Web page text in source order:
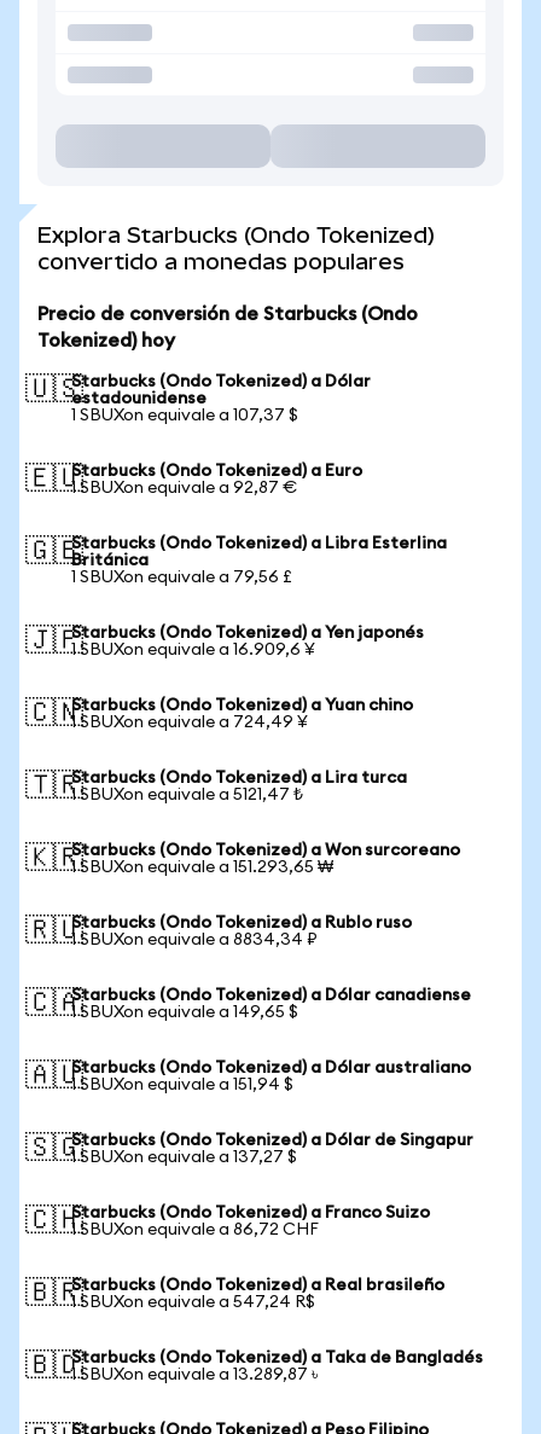
Explora Starbucks (Ondo Tokenized)
convertido a monedas populares
Precio de conversión de Starbucks (Ondo
Tokenized) hoy
🇺🇸Starbucks (Ondo Tokenized) a Dólar
estadounidense
1 SBUXon equivale a 107,37 $
🇪🇺Starbucks (Ondo Tokenized) a Euro
1 SBUXon equivale a 92,87 €
🇬🇧Starbucks (Ondo Tokenized) a Libra Esterlina
Británica
1 SBUXon equivale a 79,56 £
🇯🇵Starbucks (Ondo Tokenized) a Yen japonés
1 SBUXon equivale a 16.909,6 ¥
🇨🇳Starbucks (Ondo Tokenized) a Yuan chino
1 SBUXon equivale a 724,49 ¥
🇹🇷Starbucks (Ondo Tokenized) a Lira turca
1 SBUXon equivale a 5121,47 ₺
🇰🇷Starbucks (Ondo Tokenized) a Won surcoreano
1 SBUXon equivale a 151.293,65 ₩
🇷🇺Starbucks (Ondo Tokenized) a Rublo ruso
1 SBUXon equivale a 8834,34 ₽
🇨🇦Starbucks (Ondo Tokenized) a Dólar canadiense
1 SBUXon equivale a 149,65 $
🇦🇺Starbucks (Ondo Tokenized) a Dólar australiano
1 SBUXon equivale a 151,94 $
🇸🇬Starbucks (Ondo Tokenized) a Dólar de Singapur
1 SBUXon equivale a 137,27 $
🇨🇭Starbucks (Ondo Tokenized) a Franco Suizo
1 SBUXon equivale a 86,72 CHF
🇧🇷Starbucks (Ondo Tokenized) a Real brasileño
1 SBUXon equivale a 547,24 R$
🇧🇩Starbucks (Ondo Tokenized) a Taka de Bangladés
1 SBUXon equivale a 13.289,87 ৳
Starbucks (Ondo Tokenized) a Peso Filipino